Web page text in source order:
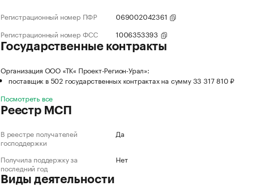
Регистрационный номер ПФР
069002042361
Регистрационный номер ФСС
1006353393
Государственные контракты
Организация ООО «ТК« Проект-Регион-Урал»:
поставщик в 502 государственных контрактах на сумму 33 317 810 ₽
Посмотреть все
Реестр МСП
В реестре получателей
господдержки
Да
Получила поддержку за
последний год
Нет
Виды деятельности